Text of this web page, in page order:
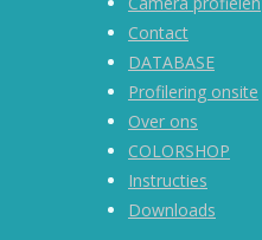
Contact
DATABASE
Profilering onsite
Over ons
COLORSHOP
Instructies
Downloads